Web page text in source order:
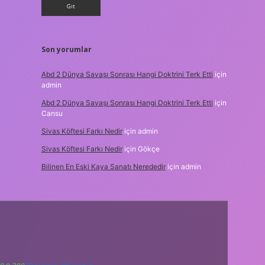
Son yorumlar
Abd 2 Dünya Savaşı Sonrası Hangi Doktrini Terk Etti için
admin
Abd 2 Dünya Savaşı Sonrası Hangi Doktrini Terk Etti için
Cansu
Sivas Köftesi Farkı Nediriçin admin
Sivas Köftesi Farkı Nediriçin Gökçe
Bilinen En Eski Kaya Sanatı Neredediriçin admin